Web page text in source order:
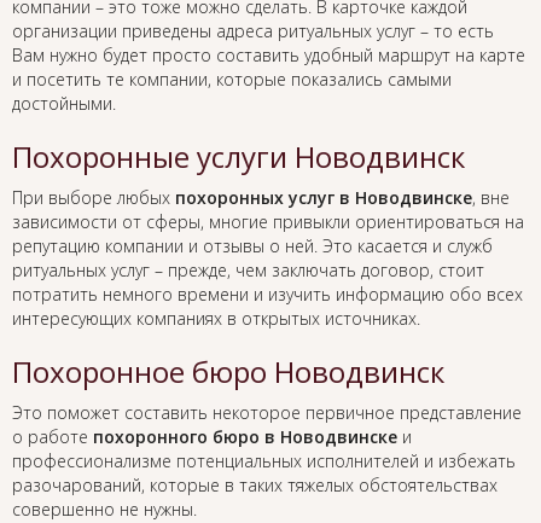
компании – это тоже можно сделать. В карточке каждой
организации приведены адреса ритуальных услуг – то есть
Вам нужно будет просто составить удобный маршрут на карте
и посетить те компании, которые показались самыми
достойными.
Похоронные услуги Новодвинск
При выборе любых похоронных услуг в Новодвинске, вне
зависимости от сферы, многие привыкли ориентироваться на
репутацию компании и отзывы о ней. Это касается и служб
ритуальных услуг – прежде, чем заключать договор, стоит
потратить немного времени и изучить информацию обо всех
интересующих компаниях в открытых источниках.
Похоронное бюро Новодвинск
Это поможет составить некоторое первичное представление
о работе похоронного бюро в Новодвинске и
профессионализме потенциальных исполнителей и избежать
разочарований, которые в таких тяжелых обстоятельствах
совершенно не нужны.